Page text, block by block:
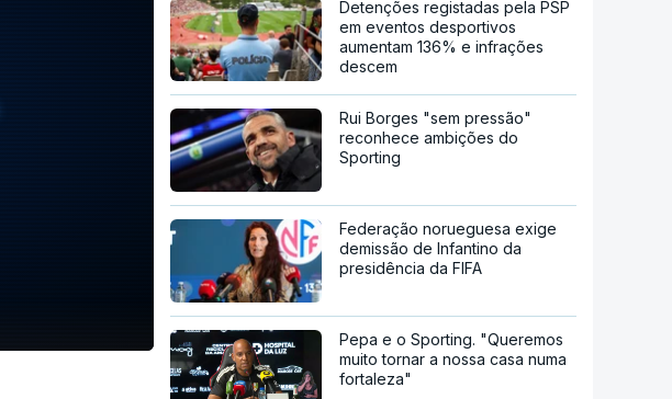
Detenções registadas pela PSP
em eventos desportivos
aumentam 136% e infrações
descem
Rui Borges "sem pressão"
reconhece ambições do
Sporting
Federação norueguesa exige
demissão de Infantino da
presidência da FIFA
Pepa e o Sporting. "Queremos
muito tornar a nossa casa numa
fortaleza"